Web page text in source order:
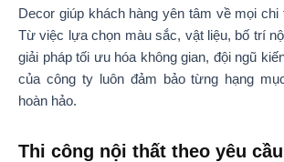
Decor giúp khách hàng yên tâm về mọi chi
Từ việc lựa chọn màu sắc, vật liệu, bố trí
giải pháp tối ưu hóa không gian, đội ngũ
của công ty luôn đảm bảo từng hạng
hoàn hảo.
Thi công nội thất theo yêu cầu